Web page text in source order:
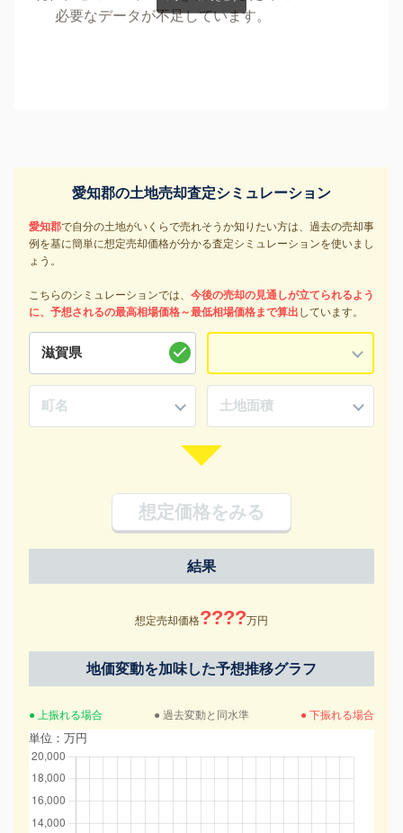
必要なデータが不足しています。
愛知郡の土地売却査定シミュレーション
愛知郡で自分の土地がいくらで売れそうか知りたい方は、過去の売却事
例を基に簡単に想定売却価格が分かる査定シミュレーションを使いまし
ょう。
こちらのシミュレーションでは、 今後の売却の見通しが立てられるよう
に、予想されるの最高相場価格～最低相場価格まで算出 しています。
想定価格をみる
結果
想定売却価格????万円
地価変動を加味した予想推移グラフ
● 上振れる場合 ● 過去変動と同水準 ● 下振れる場合
単位：万円